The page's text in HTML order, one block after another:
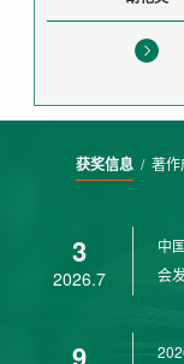
获奖信息/ 著作
3
2026.7
中
会